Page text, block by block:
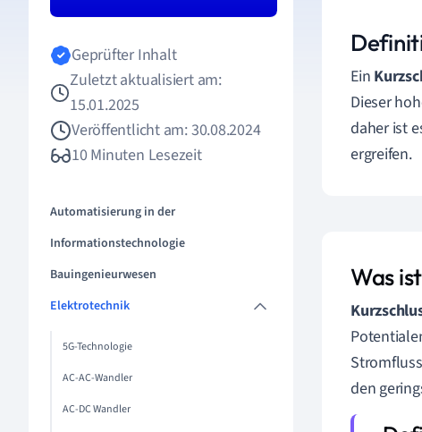
Geprüfter Inhalt
Zuletzt aktualisiert am:
15.01.2025
Veröffentlicht am: 30.08.2024
10 Minuten Lesezeit
Automatisierung in der
Informationstechnologie
Bauingenieurwesen
Elektrotechnik
5G-Technologie
AC-AC-Wandler
AC-DC Wandler
Ein
Dieser
daher ist
ergreifen.
Was
den